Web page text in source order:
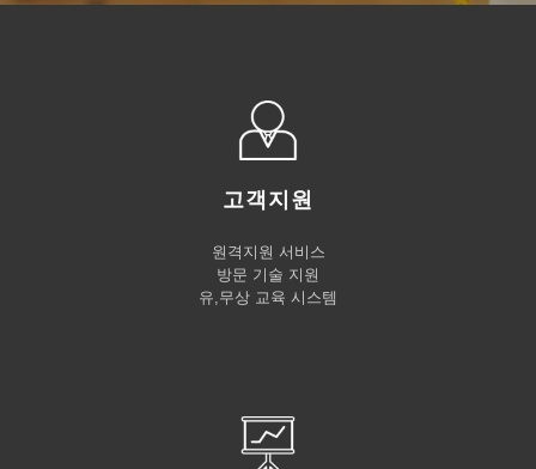
고객지원
원격지원 서비스
방문 기술 지원
유,무상 교육 시스템